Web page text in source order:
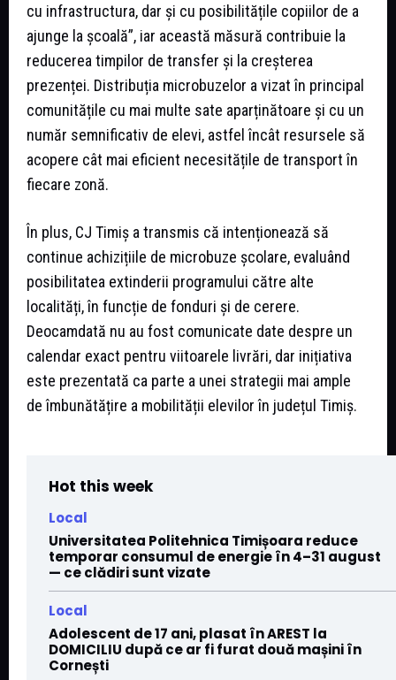
cu infrastructura, dar și cu posibilitățile copiilor de a
ajunge la școală”, iar această măsură contribuie la
reducerea timpilor de transfer și la creșterea
prezenței. Distribuția microbuzelor a vizat în principal
comunitățile cu mai multe sate aparținătoare și cu un
număr semnificativ de elevi, astfel încât resursele să
acopere cât mai eficient necesitățile de transport în
fiecare zonă.
În plus, CJ Timiș a transmis că intenționează să
continue achizițiile de microbuze școlare, evaluând
posibilitatea extinderii programului către alte
localități, în funcție de fonduri și de cerere.
Deocamdată nu au fost comunicate date despre un
calendar exact pentru viitoarele livrări, dar inițiativa
este prezentată ca parte a unei strategii mai ample
de îmbunătățire a mobilității elevilor în județul Timiș.
Hot this week
Local
Universitatea Politehnica Timișoara reduce
temporar consumul de energie în 4–31 august
— ce clădiri sunt vizate
Local
Adolescent de 17 ani, plasat în AREST la
DOMICILIU după ce ar fi furat două mașini în
Cornești